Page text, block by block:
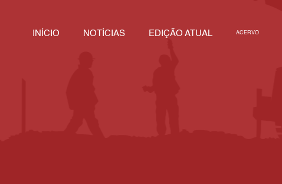
INÍCIO NOTÍCIAS EDIÇÃO ATUAL ACERVO